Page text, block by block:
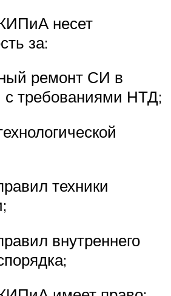
несет
за:
ремонт СИ в
с требованиями НТД;
техники
внутреннего